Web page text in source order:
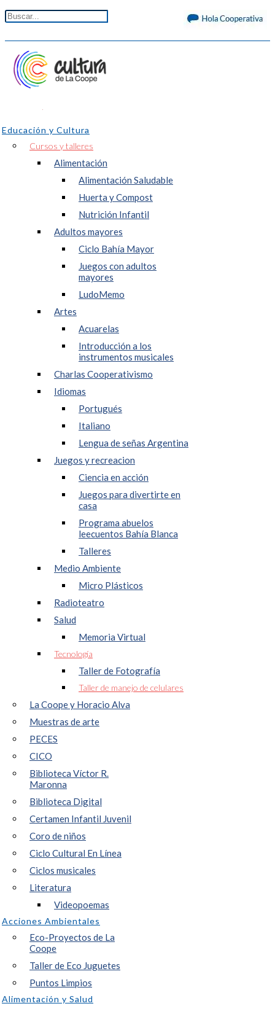
Educación y Cultura
Cursos y talleres
Alimentación
Alimentación Saludable
Huerta y Compost
Nutrición Infantil
Adultos mayores
Ciclo Bahía Mayor
Juegos con adultos
mayores
LudoMemo
Artes
Acuarelas
Introducción a los
instrumentos musicales
Charlas Cooperativismo
Idiomas
Portugués
Italiano
Lengua de señas Argentina
Juegos y recreacion
Ciencia en acción
Juegos para divertirte en
casa
Programa abuelos
leecuentos Bahía Blanca
Talleres
Medio Ambiente
Micro Plásticos
Radioteatro
Salud
Memoria Virtual
Tecnología
Taller de Fotografía
Taller de manejo de celulares
La Coope y Horacio Alva
Muestras de arte
PECES
CICO
Biblioteca Víctor R.
Maronna
Biblioteca Digital
Certamen Infantil Juvenil
Coro de niños
Ciclo Cultural En Línea
Ciclos musicales
Literatura
Videopoemas
Acciones Ambientales
Eco-Proyectos de La
Coope
Taller de Eco Juguetes
Puntos Limpios
Alimentación y Salud